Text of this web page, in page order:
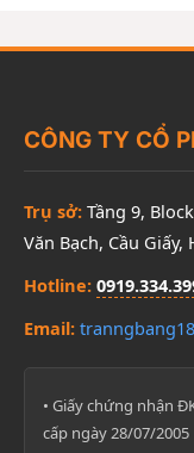
CÔNG TY CỔ
Trụ sở: Tầng 9,
Văn Bạch, Cầu Giấy,
Hotline:
Email:
• Giấy chứng nhận
cấp ngày 28/07/2005